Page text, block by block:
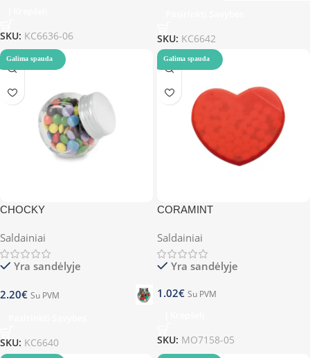
SKU: KC6636-06 SKU: KC6642
Galima spauda
CHOCKY
Saldainiai
Yra sandėlyje
2.20€ Su PVM
SKU: KC6640
Galima spauda
CORAMINT
Saldainiai
Yra sandėlyje
1.02€ Su PVM
SKU: MO7158-05